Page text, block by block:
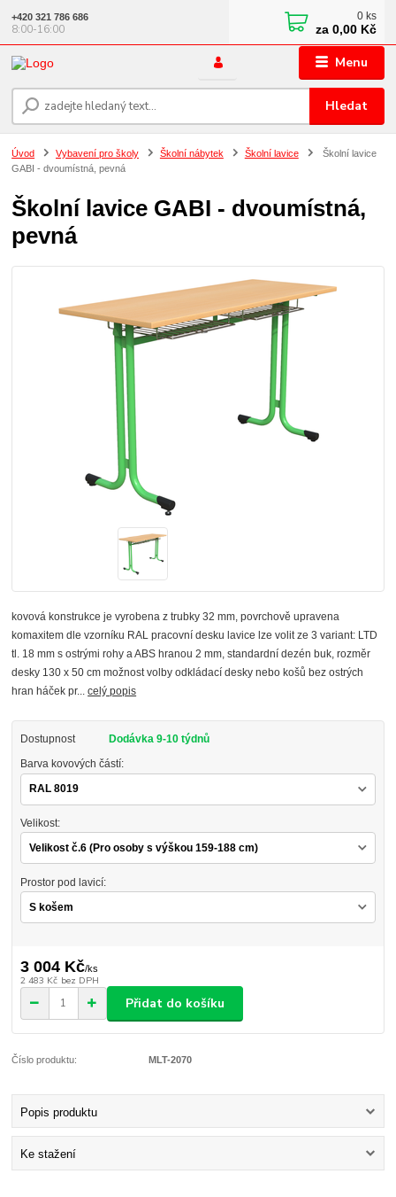
Menu
Hledat
+420 321 786 686
8:00-16:00
0 ks
za 0,00 Kč
Úvod Vybavení pro školy Školní nábytek Školní lavice
Školní lavice
GABI - dvoumístná, pevná
Školní lavice GABI - dvoumístná,
pevná
kovová konstrukce je vyrobena z trubky 32 mm, povrchově upravena
komaxitem dle vzorníku RAL pracovní desku lavice lze volit ze 3 variant: LTD
tl. 18 mm s ostrými rohy a ABS hranou 2 mm, standardní dezén buk, rozměr
desky 130 x 50 cm možnost volby odkládací desky nebo košů bez ostrých
hran háček pr...celý popis
Dostupnost Dodávka 9-10 týdnů
Barva kovových částí:
Velikost:
Prostor pod lavicí:
3 004 Kč/ks
2 483 Kč bez DPH
Přidat do košíku
Číslo produktu: MLT-2070
Popis produktu
Ke stažení